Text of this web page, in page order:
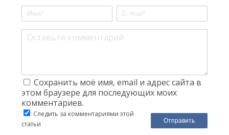
Сохранить моё имя, email и адрес сайта в
этом браузере для последующих моих
комментариев.
Следить за комментариями этой
статьи